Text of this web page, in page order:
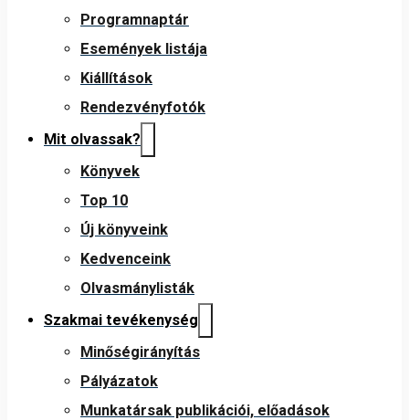
Programnaptár
Események listája
Kiállítások
Rendezvényfotók
Mit olvassak?
Könyvek
Top 10
Új könyveink
Kedvenceink
Olvasmánylisták
Szakmai tevékenység
Minőségirányítás
Pályázatok
Munkatársak publikációi, előadások